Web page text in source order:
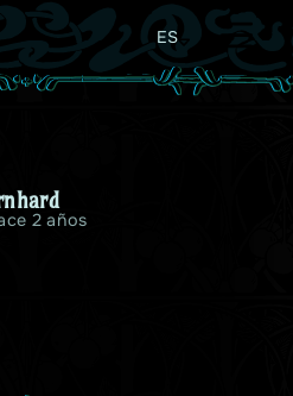
ES
2 años